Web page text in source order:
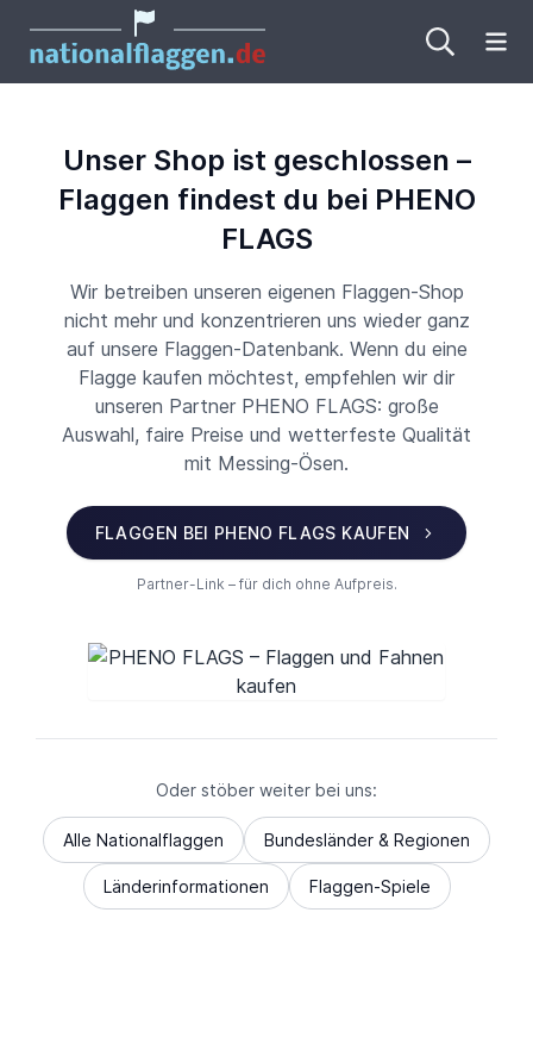
Unser Shop ist geschlossen –
Flaggen findest du bei PHENO
FLAGS
Wir betreiben unseren eigenen Flaggen-Shop
nicht mehr und konzentrieren uns wieder ganz
auf unsere Flaggen-Datenbank. Wenn du eine
Flagge kaufen möchtest, empfehlen wir dir
unseren Partner PHENO FLAGS: große
Auswahl, faire Preise und wetterfeste Qualität
mit Messing-Ösen.
FLAGGEN BEI PHENO FLAGS KAUFEN
Partner-Link – für dich ohne Aufpreis.
Oder stöber weiter bei uns:
Alle Nationalflaggen Bundesländer & Regionen
Länderinformationen Flaggen-Spiele